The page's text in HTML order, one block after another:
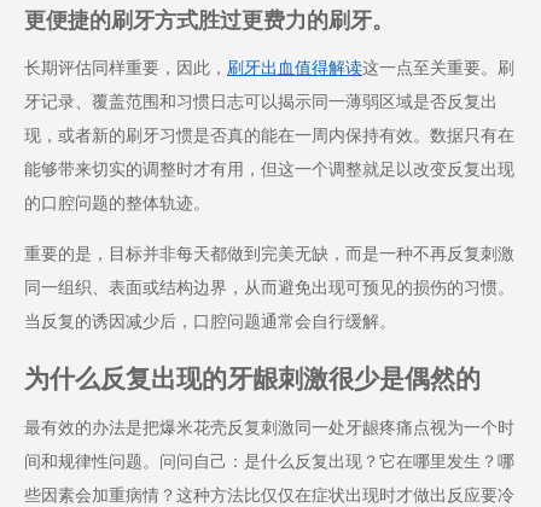
更便捷的刷牙方式胜过更费力的刷牙。
长期评估同样重要，因此， 刷牙出血值得解读这一点至关重要。刷
牙记录、覆盖范围和习惯日志可以揭示同一薄弱区域是否反复出
现，或者新的刷牙习惯是否真的能在一周内保持有效。数据只有在
能够带来切实的调整时才有用，但这一个调整就足以改变反复出现
的口腔问题的整体轨迹。
重要的是，目标并非每天都做到完美无缺，而是一种不再反复刺激
同一组织、表面或结构边界，从而避免出现可预见的损伤的习惯。
当反复的诱因减少后，口腔问题通常会自行缓解。
为什么反复出现的牙龈刺激很少是偶然的
最有效的办法是把爆米花壳反复刺激同一处牙龈疼痛点视为一个时
间和规律性问题。问问自己：是什么反复出现？它在哪里发生？哪
些因素会加重病情？这种方法比仅仅在症状出现时才做出反应要冷